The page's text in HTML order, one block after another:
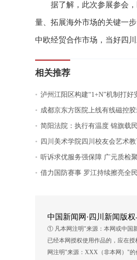
据了解，此次参展参会，
量、拓展海外市场的关键一
中欧经贸合作市场，当好四
相关推荐
. 泸州江阳区构建“1+N”机制打
. 成都京东方医院上线有线磁控
. 简阳法院：执行有温度 锦旗载
. 四川美术学院四川校友会艺术
. 听诉求优服务强保障 广元质检
. 借力国防赛事 罗江持续擦亮全
中国新闻网·四川新闻版权
① 凡本网注明"来源：本网或中国
已经本网授权使用作品的，应在
网注明"来源：XXX（非本网）"